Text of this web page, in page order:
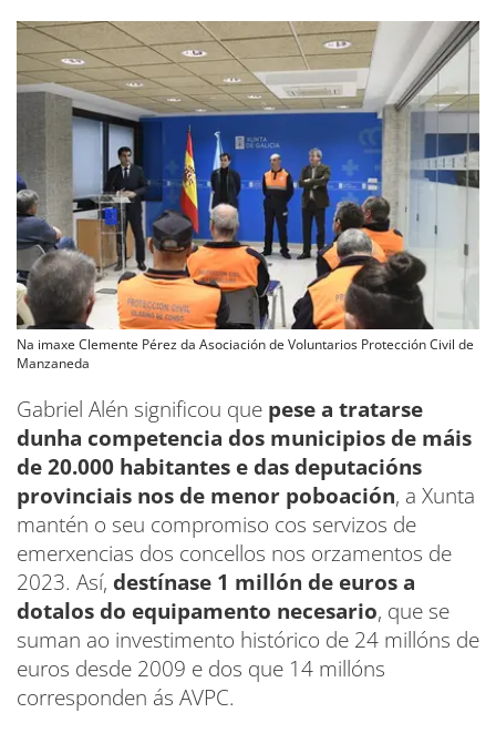
Na imaxe Clemente Pérez da Asociación de Voluntarios Protección Civil de
Manzaneda
Gabriel Alén significou que pese a tratarse
dunha competencia dos municipios de máis
de 20.000 habitantes e das deputacións
provinciais nos de menor poboación, a Xunta
mantén o seu compromiso cos servizos de
emerxencias dos concellos nos orzamentos de
2023. Así, destínase 1 millón de euros a
dotalos do equipamento necesario, que se
suman ao investimento histórico de 24 millóns de
euros desde 2009 e dos que 14 millóns
corresponden ás AVPC.